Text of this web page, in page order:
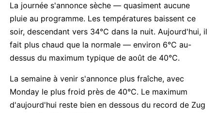
La journée s'annonce sèche — quasiment aucune
pluie au programme. Les températures baissent ce
soir, descendant vers 34°C dans la nuit. Aujourd'hui, il
fait plus chaud que la normale — environ 6°C au-
dessus du maximum typique de août de 40°C.
La semaine à venir s'annonce plus fraîche, avec
Monday le plus froid près de 40°C. Le maximum
d'aujourd'hui reste bien en dessous du record de Zug